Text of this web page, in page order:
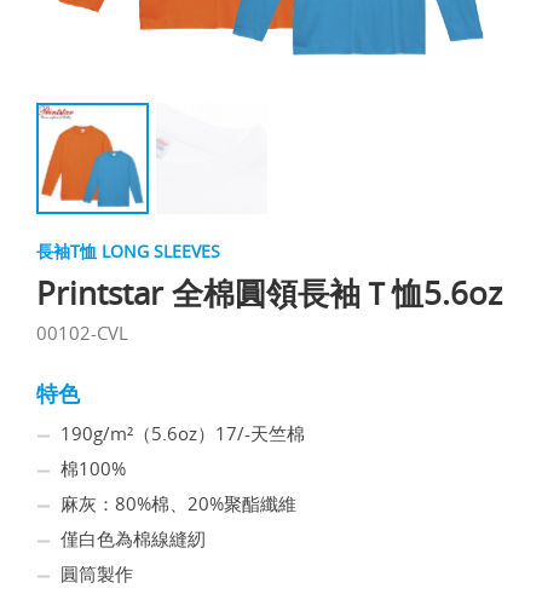
長袖T恤 LONG SLEEVES
Printstar 全棉圓領長袖Ｔ恤5.6oz
00102-CVL
特色
190g/m²（5.6oz）17/-天竺棉
棉100%
麻灰：80%棉、20%聚酯纖維
僅白色為棉線縫紉
圓筒製作